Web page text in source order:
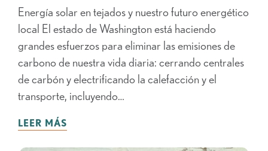
Energía solar en tejados y nuestro futuro energético
local El estado de Washington está haciendo
grandes esfuerzos para eliminar las emisiones de
carbono de nuestra vida diaria: cerrando centrales
de carbón y electrificando la calefacción y el
transporte, incluyendo…
LEER MÁS